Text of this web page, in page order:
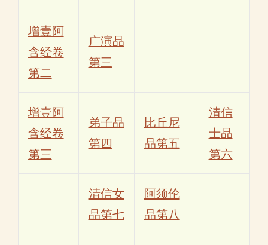
增壹阿
含经卷
第二
广演品
第三
增壹阿
含经卷
第三
弟子品
第四
比丘尼
品第五
清信
士品
第六
清信女
品第七
阿须伦
品第八